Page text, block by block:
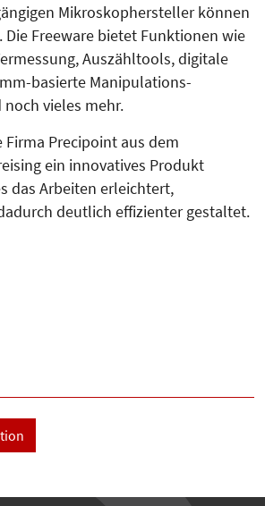
Mikroskophersteller können
Freeware bietet Funktionen wie
Aus­zähltools, digitale
basierte Mani­pu­la­tions­
vieles mehr.
Firma Precipoint aus dem
ein innovatives Produkt
das Arbeiten erleichtert,
deutlich effizienter gestaltet.